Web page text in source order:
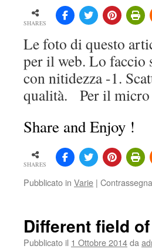
SHARES
Le foto di questo
per il web. Lo faccio
con nitidezza -1.
qualità. Per il
Share and Enjoy !
SHARES
Pubblicato in Varie |
Different field
Pubblicato il 1 Ottobre 2014da